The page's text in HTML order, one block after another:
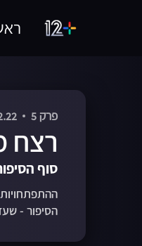
פרק 5
רצח
סוף
הסיפור -